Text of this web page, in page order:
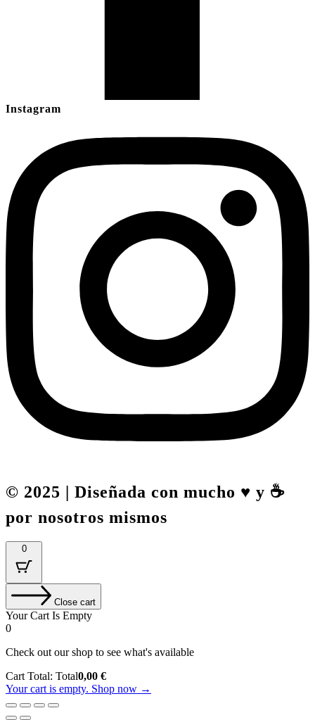
Instagram
© 2025 | Diseñada con mucho ♥️ y ☕
por nosotros mismos
0
Close cart
Your Cart Is Empty
0
Check out our shop to see what's available
Cart Total: Total0,00 €
Your cart is empty. Shop now →